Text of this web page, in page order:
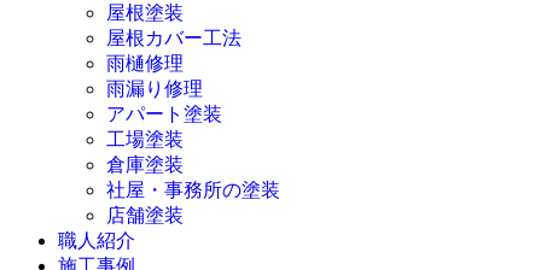
屋根塗装
屋根カバー工法
雨樋修理
雨漏り修理
アパート塗装
工場塗装
倉庫塗装
社屋・事務所の塗装
店舗塗装
職人紹介
施工事例